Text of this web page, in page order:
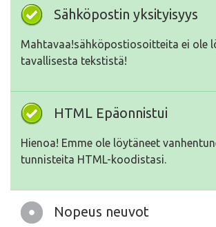
Sähköpostin yksityisyys
Mahtavaa!sähköpostiosoitteita ei ole
tavallisesta tekstistä!
HTML Epäonnistui
Hienoa! Emme ole löytäneet
tunnisteita HTML-koodistasi.
Nopeus neuvot